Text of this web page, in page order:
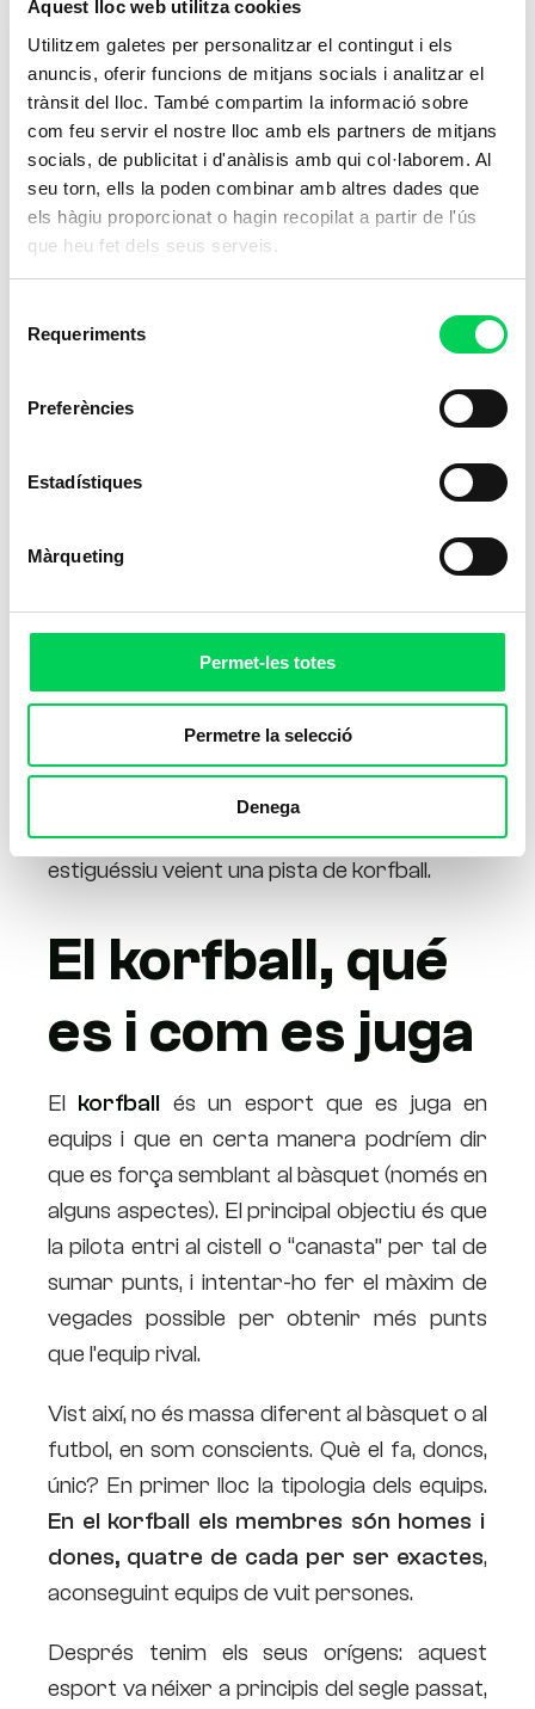
Aquest lloc web utilitza cookies
Utilitzem galetes per personalitzar el contingut i els
anuncis, oferir funcions de mitjans socials i analitzar el
trànsit del lloc. També compartim la informació sobre
com feu servir el nostre lloc amb els partners de mitjans
socials, de publicitat i d'anàlisis amb qui col·laborem. Al
seu torn, ells la poden combinar amb altres dades que
els hàgiu proporcionat o hagin recopilat a partir de l'ús
que heu fet dels seus serveis.
Requeriments
Preferències
Estadístiques
Màrqueting
Permet-les totes
Permetre la selecció
Denega
Heu vist alguna vegada una mena de cistella
penjada d’un pal? Dit així potser sembla
molt estrany, però és possible que
estiguéssiu veient una pista de korfball.
El korfball, qué
es i com es juga
El korfball és un esport que es juga en
equips i que en certa manera podríem dir
que es força semblant al bàsquet (només en
alguns aspectes). El principal objectiu és que
la pilota entri al cistell o “canasta” per tal de
sumar punts, i intentar-ho fer el màxim de
vegades possible per obtenir més punts
que l’equip rival.
Vist així, no és massa diferent al bàsquet o al
futbol, en som conscients. Què el fa, doncs,
únic? En primer lloc la tipologia dels equips.
En el korfball els membres són homes i
dones, quatre de cada per ser exactes,
aconseguint equips de vuit persones.
Després tenim els seus orígens: aquest
esport va néixer a principis del segle passat,